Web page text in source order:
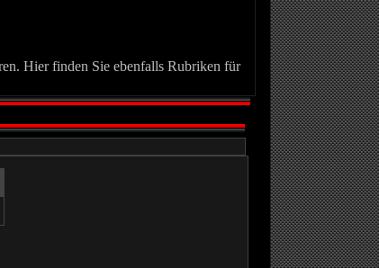
Hier finden Sie ebenfalls Rubriken für